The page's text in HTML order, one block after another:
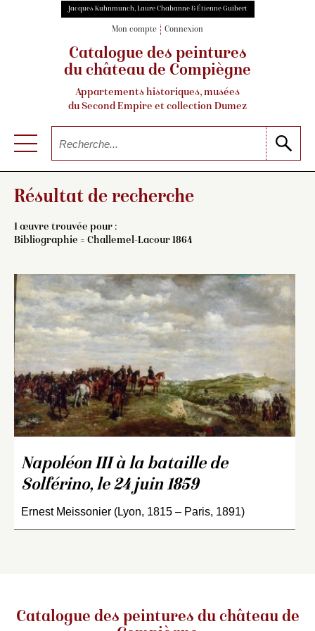
Jacques Kuhnmunch, Laure Chabanne & Étienne Guibert
Mon compte Connexion
Catalogue des peintures
du château de Compiègne
Appartements historiques, musées
du Second Empire et collection Dumez
Résultat de recherche
1 œuvre trouvée pour :
Bibliographie = Challemel-Lacour 1864
Napoléon III à la bataille de
Solférino, le 24 juin 1859
Ernest Meissonier (Lyon, 1815 – Paris, 1891)
Catalogue des peintures du château de